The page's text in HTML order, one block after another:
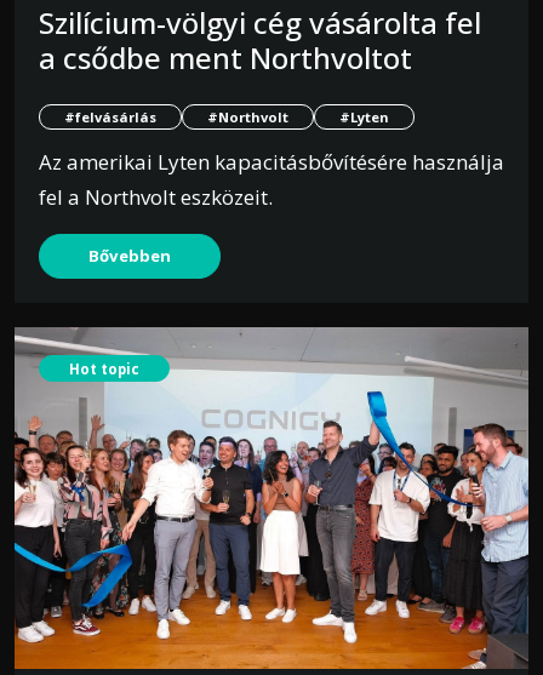
Szilícium-völgyi cég vásárolta fel
a csődbe ment Northvoltot
#felvásárlás #Northvolt #Lyten
Az amerikai Lyten kapacitásbővítésére használja
fel a Northvolt eszközeit.
Bővebben
Hot topic